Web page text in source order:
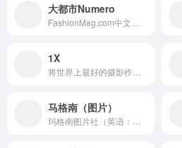
大都市Numero
1X
马格南（图片）